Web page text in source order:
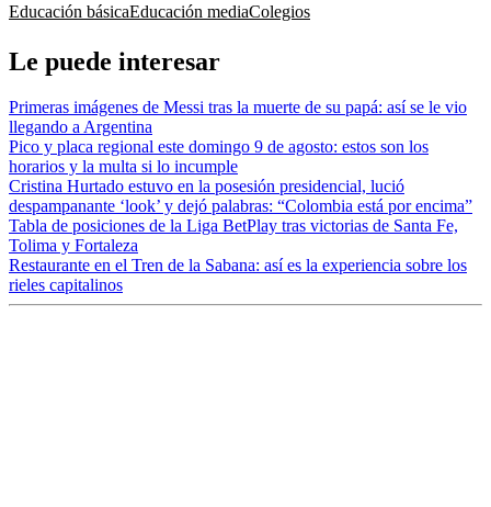
Educación básicaEducación mediaColegios
Le puede interesar
Primeras imágenes de Messi tras la muerte de su papá: así se le vio
llegando a Argentina
Pico y placa regional este domingo 9 de agosto: estos son los
horarios y la multa si lo incumple
Cristina Hurtado estuvo en la posesión presidencial, lució
despampanante ‘look’ y dejó palabras: “Colombia está por encima”
Tabla de posiciones de la Liga BetPlay tras victorias de Santa Fe,
Tolima y Fortaleza
Restaurante en el Tren de la Sabana: así es la experiencia sobre los
rieles capitalinos